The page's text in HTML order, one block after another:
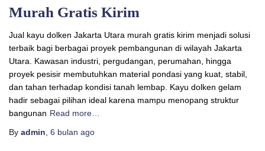
Murah Gratis Kirim
Jual kayu dolken Jakarta Utara murah gratis kirim menjadi solusi
terbaik bagi berbagai proyek pembangunan di wilayah Jakarta
Utara. Kawasan industri, pergudangan, perumahan, hingga
proyek pesisir membutuhkan material pondasi yang kuat, stabil,
dan tahan terhadap kondisi tanah lembap. Kayu dolken gelam
hadir sebagai pilihan ideal karena mampu menopang struktur
bangunan Read more…
By admin 6 bulan ago